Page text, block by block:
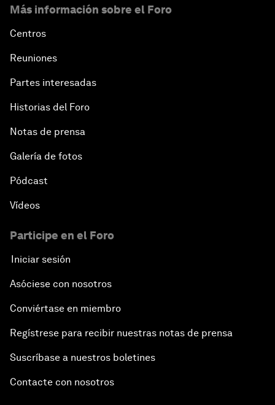
Más información sobre el Foro
Centros
Reuniones
Partes interesadas
Historias del Foro
Notas de prensa
Galería de fotos
Pódcast
Vídeos
Participe en el Foro
Iniciar sesión
Asóciese con nosotros
Conviértase en miembro
Regístrese para recibir nuestras notas de prensa
Suscríbase a nuestros boletines
Contacte con nosotros